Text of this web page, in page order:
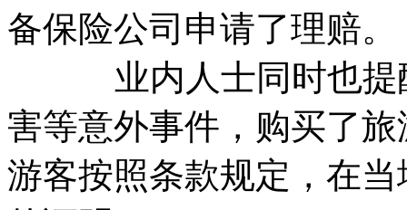
备保险公司申请了理赔。
业内人士同时也提醒
害等意外事件，购买了
游客按照条款规定，在